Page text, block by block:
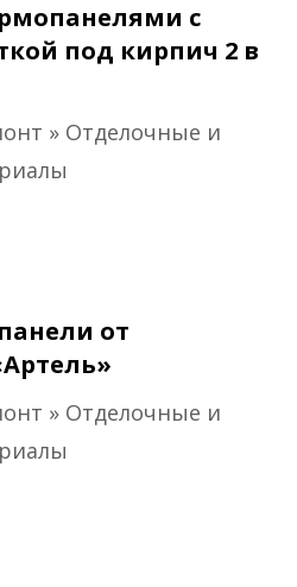
с
под кирпич 2 в
» Отделочные и
от
» Отделочные и